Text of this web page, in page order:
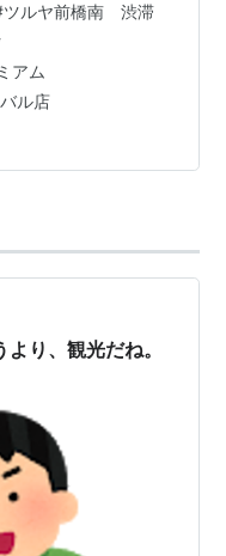
いました。 日曜日
ーの車が結構、駐
トコか！！o(｀ω´
の通路までカートを
言って密状態にな
ツルヤ前橋南 渋滞
アム
ル店
り、観光だね。